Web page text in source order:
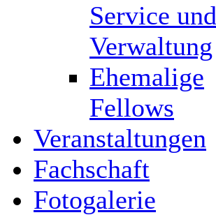
Service und
Verwaltung
Ehemalige
Fellows
Veranstaltungen
Fachschaft
Fotogalerie